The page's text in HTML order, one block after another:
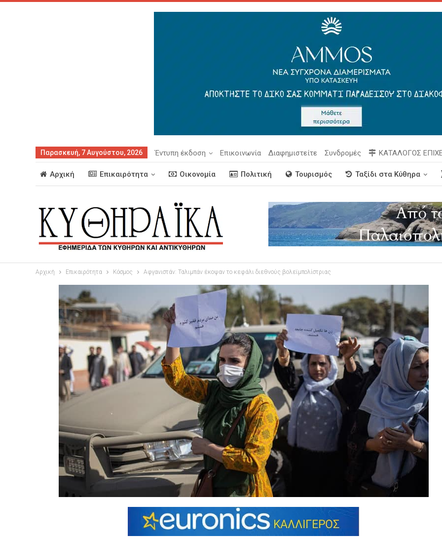
Παρασκευή, 7 Αυγούστου, 2026 Έντυπη έκδοση Επικοινωνία Διαφημιστείτε Συνδρομές ΚΑΤΑΛΟΓΟΣ
Αρχική Επικαιρότητα Οικονομία Πολιτική Τουρισμός Ταξίδι στα Κύθηρα
Αρχική Επικαιρότητα Κόσμος Αφγανιστάν: Ταλιμπάν έκοψαν το κεφάλι διεθνούς βολεϊμπολίστριας